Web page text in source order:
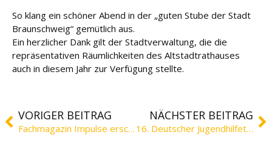
So klang ein schöner Abend in der „guten Stube der Stadt
Braunschweig“ gemütlich aus.
Ein herzlicher Dank gilt der Stadtverwaltung, die die
repräsentativen Räumlichkeiten des Altstadtrathauses
auch in diesem Jahr zur Verfügung stellte.
VORIGER BEITRAG
Fachmagazin Impulse erschienen
NÄCHSTER BEITRAG
16. Deutscher Jugendhilfetag